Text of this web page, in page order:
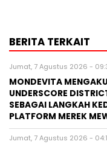
BERITA TERKAIT
Jumat, 7 Agustus 2026 -
MONDEVITA
UNDERSCORE
SEBAGAI LANGKAH
PLATFORM MEREK
Jumat, 7 Agustus 2026 -